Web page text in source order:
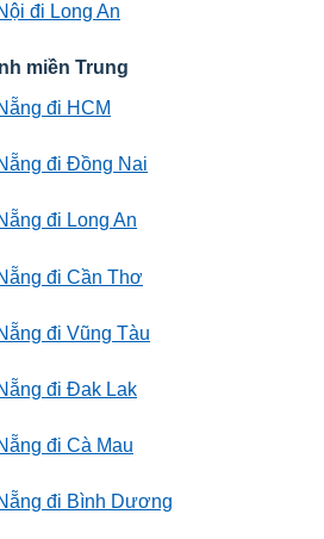
đi Long An
miền Trung
đi HCM
đi Đồng Nai
đi Long An
đi Cần Thơ
đi Vũng Tàu
đi Đak Lak
đi Cà Mau
đi Bình Dương